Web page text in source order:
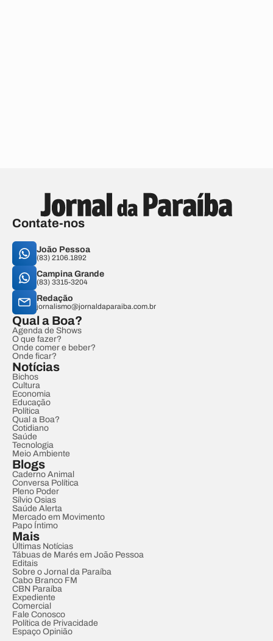
Contate-nos
João Pessoa
(83) 2106.1892
Campina Grande
(83) 3315-3204
Redação
jornalismo@jornaldaparaiba.com.br
Qual a Boa?
Agenda de Shows
O que fazer?
Onde comer e beber?
Onde ficar?
Notícias
Bichos
Cultura
Economia
Educação
Política
Qual a Boa?
Cotidiano
Saúde
Tecnologia
Meio Ambiente
Blogs
Caderno Animal
Conversa Política
Pleno Poder
Sílvio Osias
Saúde Alerta
Mercado em Movimento
Papo Íntimo
Mais
Últimas Notícias
Tábuas de Marés em João Pessoa
Editais
Sobre o Jornal da Paraíba
Cabo Branco FM
CBN Paraíba
Expediente
Comercial
Fale Conosco
Política de Privacidade
Espaço Opinião